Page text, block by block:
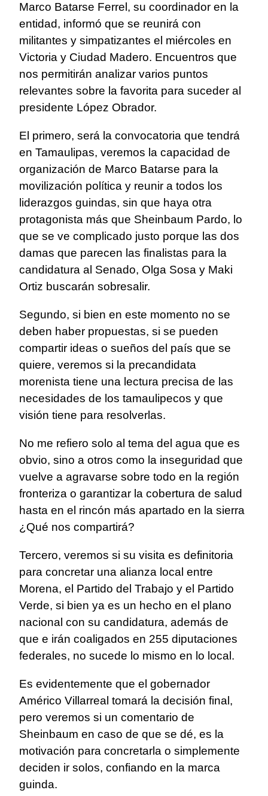
Marco Batarse Ferrel, su coordinador en la
entidad, informó que se reunirá con
militantes y simpatizantes el miércoles en
Victoria y Ciudad Madero. Encuentros que
nos permitirán analizar varios puntos
relevantes sobre la favorita para suceder al
presidente López Obrador.
El primero, será la convocatoria que tendrá
en Tamaulipas, veremos la capacidad de
organización de Marco Batarse para la
movilización política y reunir a todos los
liderazgos guindas, sin que haya otra
protagonista más que Sheinbaum Pardo, lo
que se ve complicado justo porque las dos
damas que parecen las finalistas para la
candidatura al Senado, Olga Sosa y Maki
Ortiz buscarán sobresalir.
Segundo, si bien en este momento no se
deben haber propuestas, si se pueden
compartir ideas o sueños del país que se
quiere, veremos si la precandidata
morenista tiene una lectura precisa de las
necesidades de los tamaulipecos y que
visión tiene para resolverlas.
No me refiero solo al tema del agua que es
obvio, sino a otros como la inseguridad que
vuelve a agravarse sobre todo en la región
fronteriza o garantizar la cobertura de salud
hasta en el rincón más apartado en la sierra
¿Qué nos compartirá?
Tercero, veremos si su visita es definitoria
para concretar una alianza local entre
Morena, el Partido del Trabajo y el Partido
Verde, si bien ya es un hecho en el plano
nacional con su candidatura, además de
que e irán coaligados en 255 diputaciones
federales, no sucede lo mismo en lo local.
Es evidentemente que el gobernador
Américo Villarreal tomará la decisión final,
pero veremos si un comentario de
Sheinbaum en caso de que se dé, es la
motivación para concretarla o simplemente
deciden ir solos, confiando en la marca
guinda.